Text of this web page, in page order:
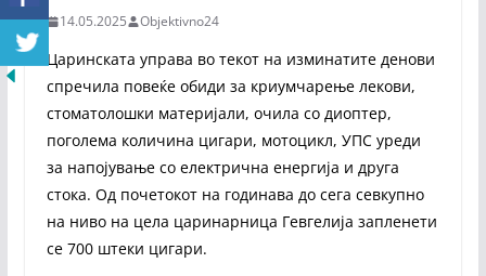
14.05.2025 Objektivno24
Царинската управа во текот на изминатите денови
спречила повеќе обиди за криумчарење лекови,
стоматолошки материјали, очила со диоптер,
поголема количина цигари, мотоцикл, УПС уреди
за напојување со електрична енергија и друга
стока. Од почетокот на годинава до сега севкупно
на ниво на цела царинарница Гевгелија запленети
се 700 штеки цигари.